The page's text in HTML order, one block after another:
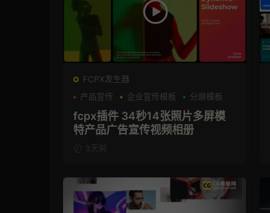
FCPX发生器
产品宣传
企业宣传模板 分屏模板
fcpx插件 34秒14张照片多屏模
特产品广告宣传视频相册
3天前